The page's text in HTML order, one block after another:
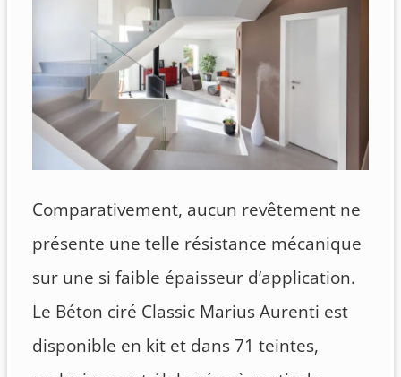
Comparativement, aucun revêtement ne
présente une telle résistance mécanique
sur une si faible épaisseur d’application.
Le Béton ciré Classic Marius Aurenti est
disponible en kit et dans 71 teintes,